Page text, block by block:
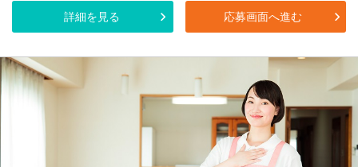
詳細を見る 応募画面へ進む